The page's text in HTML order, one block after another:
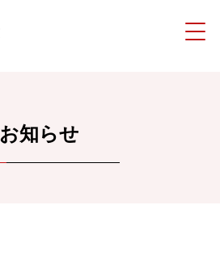
お知らせ